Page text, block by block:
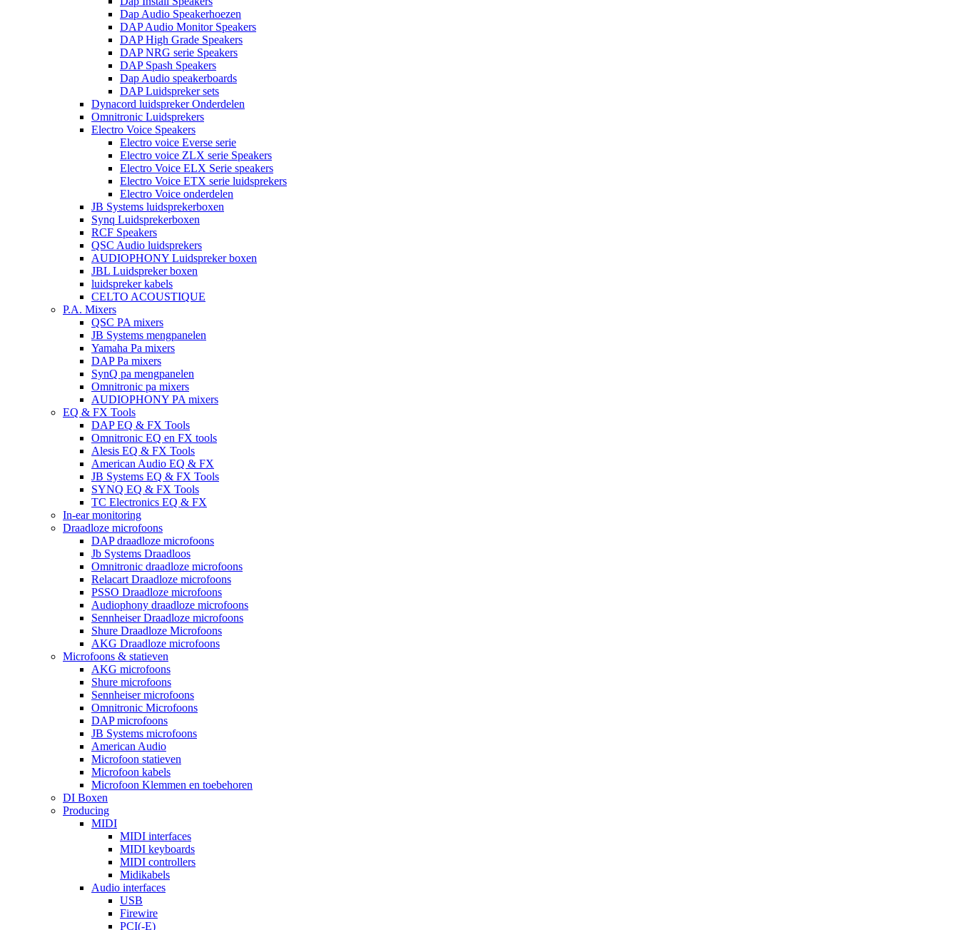
Dap Audio Speakerhoezen
DAP Audio Monitor Speakers
DAP High Grade Speakers
DAP NRG serie Speakers
DAP Spash Speakers
Dap Audio speakerboards
DAP Luidspreker sets
Dynacord luidspreker Onderdelen
Omnitronic Luidsprekers
Electro Voice Speakers
Electro voice Everse serie
Electro voice ZLX serie Speakers
Electro Voice ELX Serie speakers
Electro Voice ETX serie luidsprekers
Electro Voice onderdelen
JB Systems luidsprekerboxen
Synq Luidsprekerboxen
RCF Speakers
QSC Audio luidsprekers
AUDIOPHONY Luidspreker boxen
JBL Luidspreker boxen
luidspreker kabels
CELTO ACOUSTIQUE
P.A. Mixers
QSC PA mixers
JB Systems mengpanelen
Yamaha Pa mixers
DAP Pa mixers
SynQ pa mengpanelen
Omnitronic pa mixers
AUDIOPHONY PA mixers
EQ & FX Tools
DAP EQ & FX Tools
Omnitronic EQ en FX tools
Alesis EQ & FX Tools
American Audio EQ & FX
JB Systems EQ & FX Tools
SYNQ EQ & FX Tools
TC Electronics EQ & FX
In-ear monitoring
Draadloze microfoons
DAP draadloze microfoons
Jb Systems Draadloos
Omnitronic draadloze microfoons
Relacart Draadloze microfoons
PSSO Draadloze microfoons
Audiophony draadloze microfoons
Sennheiser Draadloze microfoons
Shure Draadloze Microfoons
AKG Draadloze microfoons
Microfoons & statieven
AKG microfoons
Shure microfoons
Sennheiser microfoons
Omnitronic Microfoons
DAP microfoons
JB Systems microfoons
American Audio
Microfoon statieven
Microfoon kabels
Microfoon Klemmen en toebehoren
DI Boxen
Producing
MIDI
MIDI interfaces
MIDI keyboards
MIDI controllers
Midikabels
Audio interfaces
USB
Firewire
PCI(-E)